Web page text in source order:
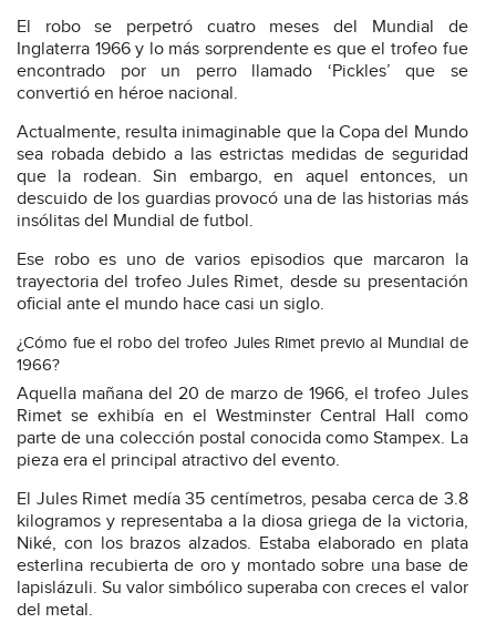
El robo se perpetró cuatro meses del Mundial de
Inglaterra 1966 y lo más sorprendente es que el trofeo fue
encontrado por un perro llamado ‘Pickles’ que se
convertió en héroe nacional.
Actualmente, resulta inimaginable que la Copa del Mundo
sea robada debido a las estrictas medidas de seguridad
que la rodean. Sin embargo, en aquel entonces, un
descuido de los guardias provocó una de las historias más
insólitas del Mundial de futbol.
Ese robo es uno de varios episodios que marcaron la
trayectoria del trofeo Jules Rimet, desde su presentación
oficial ante el mundo hace casi un siglo.
¿Cómo fue el robo del trofeo Jules Rimet previo al Mundial de
1966?
Aquella mañana del 20 de marzo de 1966, el trofeo Jules
Rimet se exhibía en el Westminster Central Hall como
parte de una colección postal conocida como Stampex. La
pieza era el principal atractivo del evento.
El Jules Rimet medía 35 centímetros, pesaba cerca de 3.8
kilogramos y representaba a la diosa griega de la victoria,
Niké, con los brazos alzados. Estaba elaborado en plata
esterlina recubierta de oro y montado sobre una base de
lapislázuli. Su valor simbólico superaba con creces el valor
del metal.